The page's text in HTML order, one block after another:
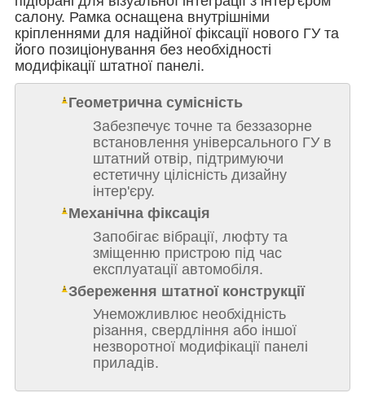
салону. Рамка оснащена внутрішніми
кріпленнями для надійної фіксації нового ГУ та
його позиціонування без необхідності
модифікації штатної панелі.
Геометрична сумісність
Забезпечує точне та беззазорне
встановлення універсального ГУ в
штатний отвір, підтримуючи
естетичну цілісність дизайну
інтер'єру.
Механічна фіксація
Запобігає вібрації, люфту та
зміщенню пристрою під час
експлуатації автомобіля.
Збереження штатної конструкції
Унеможливлює необхідність
різання, свердління або іншої
незворотної модифікації панелі
приладів.